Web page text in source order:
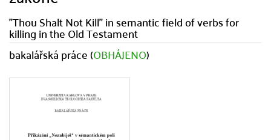
"Thou Shalt Not Kill" in semantic field of verbs for
killing in the Old Testament
bakalářská práce (OBHÁJENO)